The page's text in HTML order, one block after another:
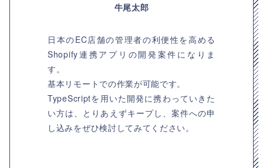
牛尾太郎
日本のEC店舗の管理者の利便性を高める
Shopify連携アプリの開発案件になりま
す。
基本リモートでの作業が可能です。
TypeScriptを用いた開発に携わっていきた
い方は、とりあえずキープし、案件への申
し込みをぜひ検討してみてください。